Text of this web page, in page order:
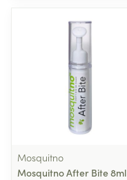
Mosquitno
Mosquitno After Bite 8ml